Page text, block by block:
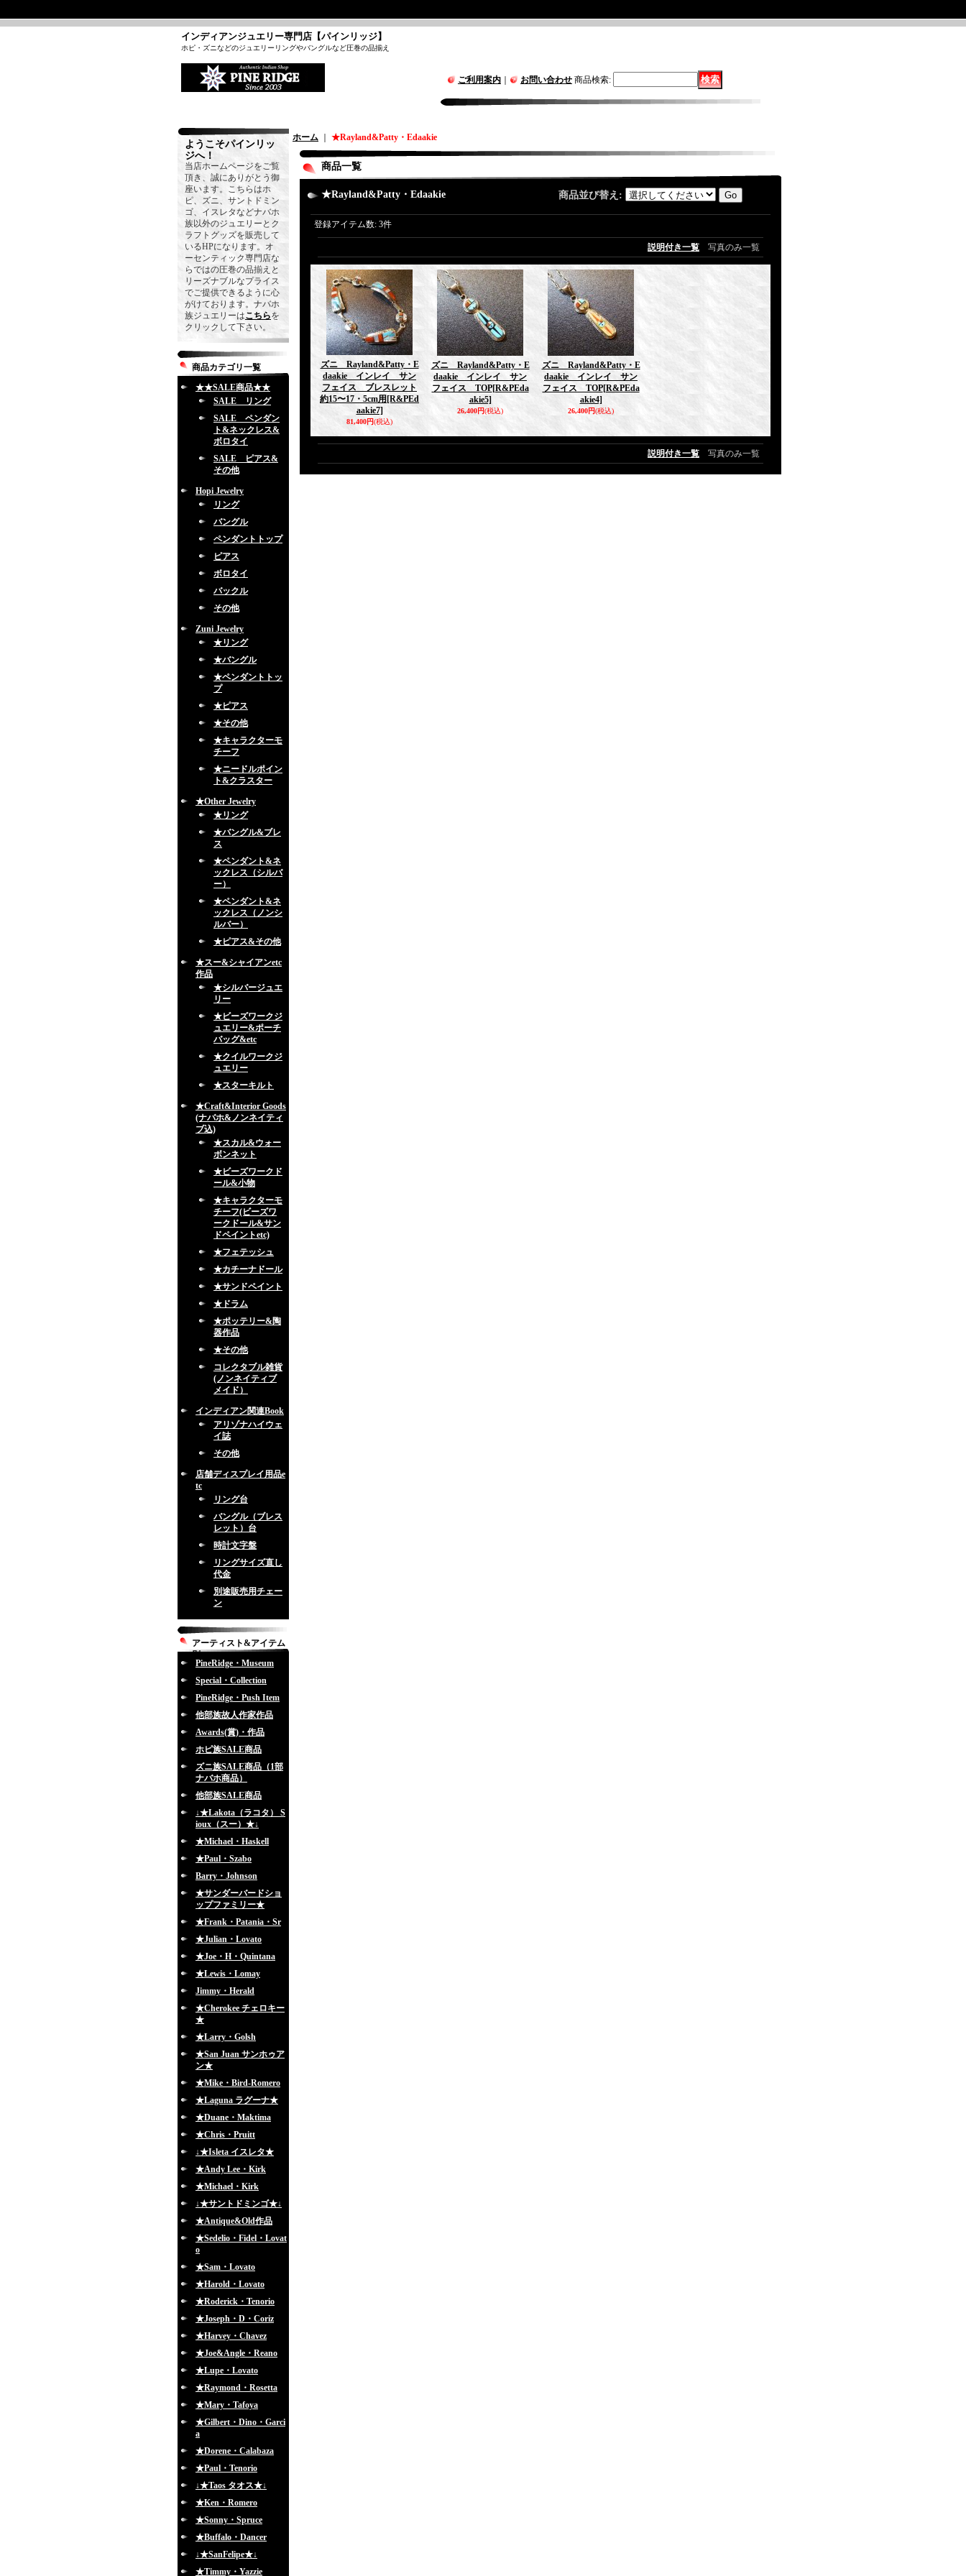
インディアンジュエリー専門店【パインリッジ】
ホピ・ズニなどのジュエリーリングやバングルなど圧巻の品揃え
ご利用案内 お問い合わせ 商品検索:
ようこそパインリッ
ジへ！
当店ホームページをご覧
頂き、誠にありがとう御
座います。こちらはホ
ピ、ズニ、サントドミン
ゴ、イスレタなどナバホ
族以外のジュエリーとク
ラフトグッズを販売して
いるHPになります。オ
ーセンティック専門店な
らではの圧巻の品揃えと
リーズナブルなプライス
でご提供できるように心
がけております。ナバホ
族ジュエリーはこちらを
クリックして下さい。
商品カテゴリ一覧
★★SALE商品★★
SALE リング
SALE ペンダン
ト&ネックレス&
ボロタイ
SALE ピアス&
その他
Hopi Jewelry
リング
バングル
ペンダントトップ
ピアス
ボロタイ
バックル
その他
Zuni Jewelry
★リング
★バングル
★ペンダントトッ
プ
★ピアス
★その他
★キャラクターモ
チーフ
★ニードルポイン
ト&クラスター
★Other Jewelry
★リング
★バングル&ブレ
ス
★ペンダント&ネ
ックレス（シルバ
ー）
★ペンダント&ネ
ックレス（ノンシ
ルバー）
★ピアス&その他
★スー&シャイアンetc
作品
★シルバージュエ
リー
★ビーズワークジ
ュエリー&ポーチ
バッグ&etc
★クイルワークジ
ュエリー
★スターキルト
★Craft&Interior Goods
(ナバホ&ノンネイティ
ブ込)
★スカル&ウォー
ボンネット
★ビーズワークド
ール&小物
★キャラクターモ
チーフ(ビーズワ
ークドール&サン
ドペイントetc)
★フェテッシュ
★カチーナドール
★サンドペイント
★ドラム
★ポッテリー&陶
器作品
★その他
コレクタブル雑貨
(ノンネイティブ
メイド）
インディアン関連Book
アリゾナハイウェ
イ誌
その他
店舗ディスプレイ用品e
tc
リング台
バングル（ブレス
レット）台
時計文字盤
リングサイズ直し
代金
別途販売用チェー
ン
アーティスト&アイテム
別
PineRidge・Museum
Special・Collection
PineRidge・Push Item
他部族故人作家作品
Awards(賞)・作品
ホピ族SALE商品
ズニ族SALE商品（1部
ナバホ商品）
他部族SALE商品
↓★Lakota（ラコタ） S
ioux（スー）★↓
★Michael・Haskell
★Paul・Szabo
Barry・Johnson
★サンダーバードショ
ップファミリー★
★Frank・Patania・Sr
★Julian・Lovato
★Joe・H・Quintana
★Lewis・Lomay
Jimmy・Herald
★Cherokee チェロキー
★
★Larry・Golsh
★San Juan サンホゥア
ン★
★Mike・Bird-Romero
★Laguna ラグーナ★
★Duane・Maktima
★Chris・Pruitt
↓★Isleta イスレタ★
★Andy Lee・Kirk
★Michael・Kirk
↓★サントドミンゴ★↓
★Antique&Old作品
★Sedelio・Fidel・Lovat
o
★Sam・Lovato
★Harold・Lovato
★Roderick・Tenorio
★Joseph・D・Coriz
★Harvey・Chavez
★Joe&Angle・Reano
★Lupe・Lovato
★Raymond・Rosetta
★Mary・Tafoya
★Gilbert・Dino・Garci
a
★Dorene・Calabaza
★Paul・Tenorio
↓★Taos タオス★↓
★Ken・Romero
★Sonny・Spruce
★Buffalo・Dancer
↓★SanFelipe★↓
★Timmy・Yazzie
ホーム ★Rayland&Patty・Edaakie
商品一覧
★Rayland&Patty・Edaakie 商品並び替え :
登録アイテム数: 3件
説明付き一覧 写真のみ一覧
ズニ Rayland&Patty・E
daakie インレイ サン
フェイス ブレスレット
約15〜17・5cm用 [R&PEd
aakie7]
81,400円(税込)
ズニ Rayland&Patty・E
daakie インレイ サン
フェイス TOP[R&PEda
akie5]
26,400円(税込)
ズニ Rayland&Patty・E
daakie インレイ サン
フェイス TOP[R&PEda
akie4]
26,400円(税込)
説明付き一覧 写真のみ一覧